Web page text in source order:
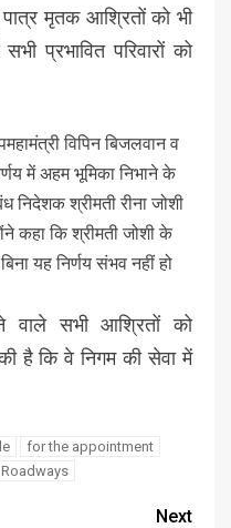
मृतक आश्रितों को भी
प्रभावित परिवारों को
विपिन बिजलवान व
में अहम भूमिका निभाने के
निदेशक श्रीमती रीना जोशी
कहा कि श्रीमती जोशी के
यह निर्णय संभव नहीं हो
वाले सभी आश्रितों को
है कि वे निगम की सेवा में
for the appointment
Roadways
Next